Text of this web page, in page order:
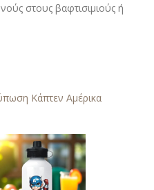
στους βαφτισιμιούς ή